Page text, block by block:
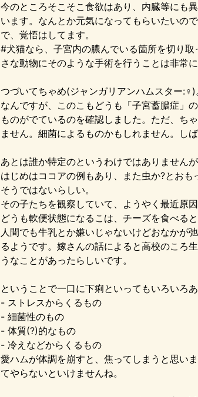
今のところそこそこ食欲はあり、内臓等にも
います。なんとか元気になってもらいたいの
で、覚悟はしてます。
#犬猫なら、子宮内の膿んでいる箇所を切り
さな動物にそのような手術を行うことは非常
つづいてちゃめ(ジャンガリアンハムスター
なんですが、このこもどうも「子宮蓄膿症」
ものがでているのを確認しました。ただ、ち
ません。細菌によるものかもしれません。し
あとは誰か特定のというわけではありません
はじめはココアの例もあり、また虫か?とお
そうではないらしい。
その子たちを観察していて、ようやく最近原
どうも軟便状態になるこは、チーズを食べる
人間でも牛乳とか嫌いじゃないけどおなかが
るようです。嫁さんの話によると高校のころ
うなことがあったらしいです。
ということで一口に下痢といってもいろいろあ
- ストレスからくるもの
- 細菌性のもの
- 体質(?)的なもの
- 冷えなどからくるもの
愛ハムが体調を崩すと、焦ってしまうと思い
てやらないといけませんね。